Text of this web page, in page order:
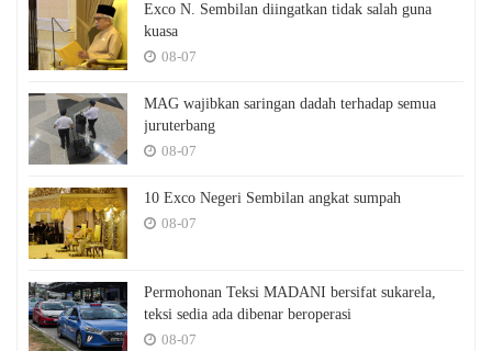
Exco N. Sembilan diingatkan tidak salah guna
kuasa
08-07
MAG wajibkan saringan dadah terhadap semua
juruterbang
08-07
10 Exco Negeri Sembilan angkat sumpah
08-07
Permohonan Teksi MADANI bersifat sukarela,
teksi sedia ada dibenar beroperasi
08-07